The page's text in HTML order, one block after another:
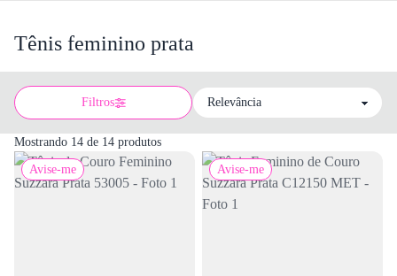
Tênis feminino prata
Filtros
Sort by
Mostrando 14 de 14 produtos
Avise-me Avise-me